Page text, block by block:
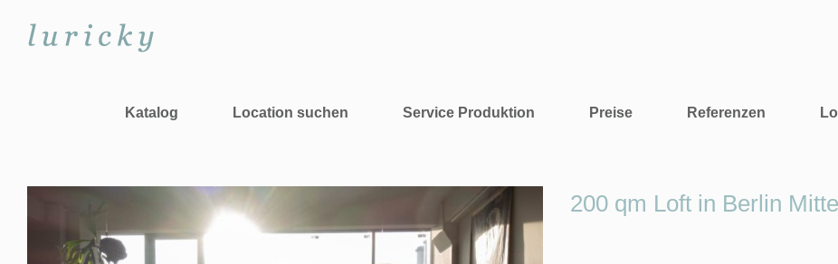
springen
Katalog Location suchen Service Produktion Preise Referenzen
200 qm Loft in Berlin Mitte